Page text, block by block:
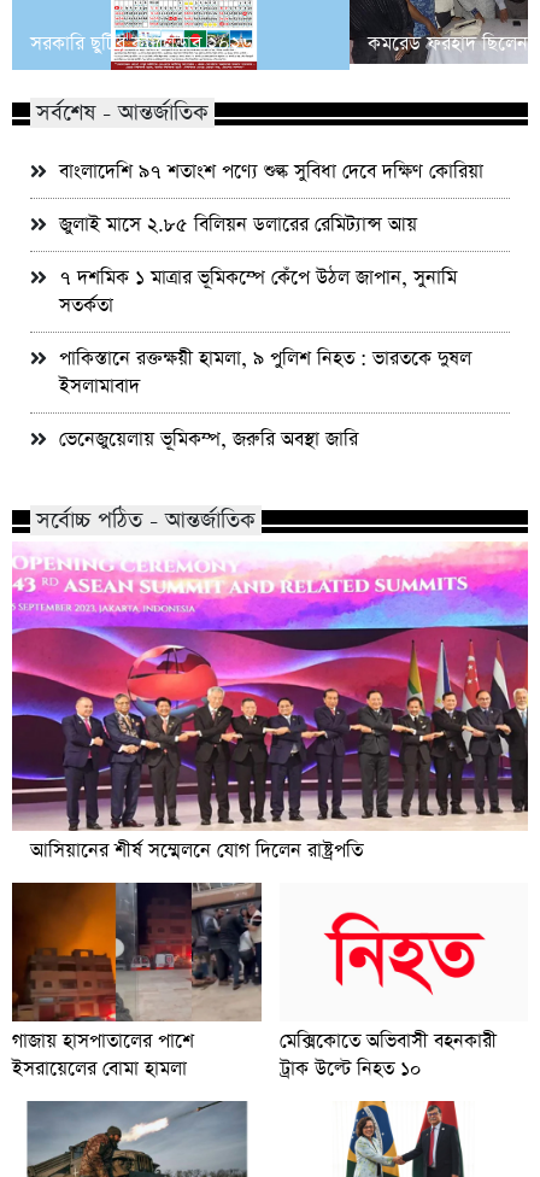
সরকারি ছুটির ক্যালেন্ডার ২০২৬ কমরেড ফরহাদ ছিলেন
সর্বশেষ - আন্তর্জাতিক
বাংলাদেশি ৯৭ শতাংশ পণ্যে শুল্ক সুবিধা দেবে দক্ষিণ কোরিয়া
জুলাই মাসে ২.৮৫ বিলিয়ন ডলারের রেমিট্যান্স আয়
৭ দশমিক ১ মাত্রার ভূমিকম্পে কেঁপে উঠল জাপান, সুনামি
সতর্কতা
পাকিস্তানে রক্তক্ষয়ী হামলা, ৯ পুলিশ নিহত : ভারতকে দুষল
ইসলামাবাদ
ভেনেজুয়েলায় ভূমিকম্প, জরুরি অবস্থা জারি
সর্বোচ্চ পঠিত - আন্তর্জাতিক
আসিয়ানের শীর্ষ সম্মেলনে যোগ দিলেন রাষ্ট্রপতি
গাজায় হাসপাতালের পাশে
ইসরায়েলের বোমা হামলা
মেক্সিকোতে অভিবাসী বহনকারী
ট্রাক উল্টে নিহত ১০